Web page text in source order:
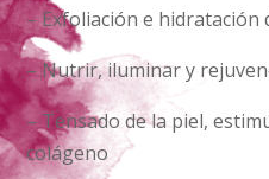
– Exfoliación e hidratación
– Nutrir, iluminar y
– Tensado de la piel,
colágeno